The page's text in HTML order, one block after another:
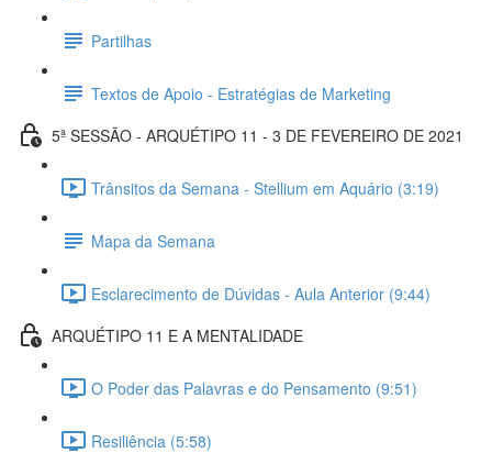
Partilhas
Textos de Apoio - Estratégias de Marketing
5ª SESSÃO - ARQUÉTIPO 11 - 3 DE FEVEREIRO DE 2021
Trânsitos da Semana - Stellium em Aquário (3:19)
Mapa da Semana
Esclarecimento de Dúvidas - Aula Anterior (9:44)
ARQUÉTIPO 11 E A MENTALIDADE
O Poder das Palavras e do Pensamento (9:51)
Resiliência (5:58)